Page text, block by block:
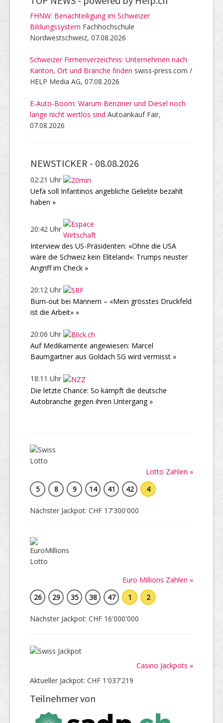
FHNW: Benachteiligung im Schweizer
Bildungssystem Fachhochschule
Nordwestschweiz, 07.08.2026
Schweizer Firmenverzeichnis: Unternehmen nach
Kanton, Ort und Branche finden swiss-press.com /
HELP Media AG, 07.08.2026
E-Auto-Boom: Warum Benziner und Diesel noch
lange nicht wertlos sind Autoankauf Fair,
07.08.2026
NEWSTICKER - 08.08.2026
02:21 Uhr
Uefa soll Infantinos angebliche Geliebte bezahlt
haben »
20:42 Uhr
Interview des US-Präsidenten: «Ohne die USA
wäre die Schweiz kein Eliteland»: Trumps neuster
Angriff im Check »
20:12 Uhr
Burn-out bei Männern – «Mein grösstes Druckfeld
ist die Arbeit» »
20:06 Uhr
Auf Medikamente angewiesen: Marcel
Baumgartner aus Goldach SG wird vermisst »
18:11 Uhr
Die letzte Chance: So kämpft die deutsche
Autobranche gegen ihren Untergang »
Lotto Zahlen »
5
8 9 14 41 42 4
Nächster Jackpot: CHF 17'300'000
Euro Millions Zahlen »
26
29 35 38 47 1 2
Nächster Jackpot: CHF 16'000'000
Casino Jackpots »
Aktueller Jackpot: CHF 1'037'219
Teilnehmer von